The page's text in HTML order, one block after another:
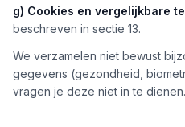
g) Cookies en vergelijkbare
beschreven in sectie 13.
We verzamelen niet bewust
gegevens (gezondheid,
vragen je deze niet in te dienen.